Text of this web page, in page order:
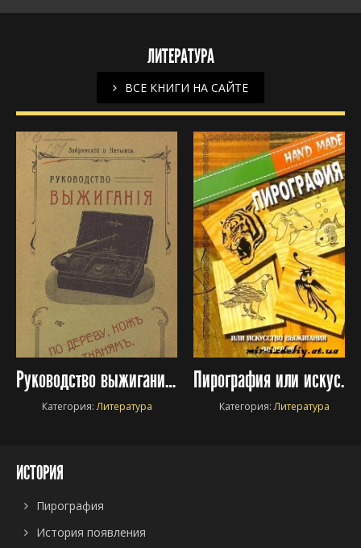
ЛИТЕРАТУРА
ВСЕ КНИГИ НА САЙТЕ
Руководство выжигания по дереву, коже и тканям
Категория:Литература
Пирография или искусство выжигания по дереву
Категория:Литература
ИСТОРИЯ
Пирография
История появления